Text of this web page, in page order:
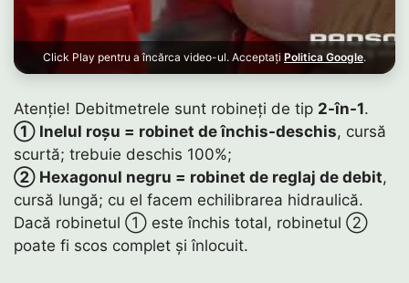
Click Play pentru a încărca video-ul. Acceptați Politica Google.
Atenție! Debitmetrele sunt robineți de tip 2-în-1.
① Inelul roșu = robinet de închis-deschis, cursă
scurtă; trebuie deschis 100%;
② Hexagonul negru = robinet de reglaj de debit,
cursă lungă; cu el facem echilibrarea hidraulică.
Dacă robinetul ① este închis total, robinetul ②
poate fi scos complet și înlocuit.